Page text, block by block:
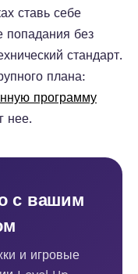
ставь себе
попадания без
стандарт.
плана:
программу
нее.
с вашим
и игровые